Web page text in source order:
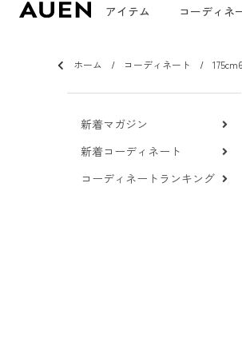
アイテム コーディネ
ホーム コーディネート
新着マガジン
新着コーディネート
コーディネートランキング